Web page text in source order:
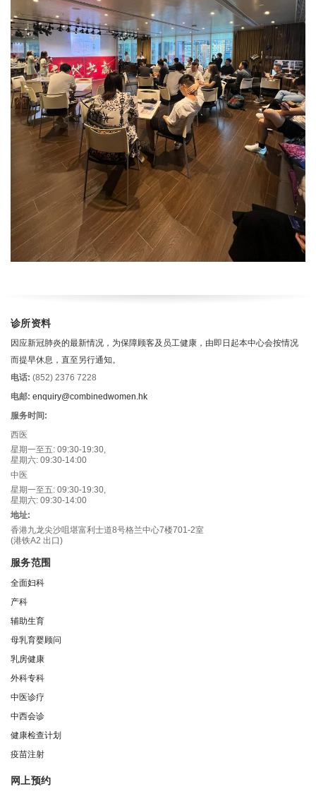
诊所资料
因应新冠肺炎的最新情况，为保障顾客及员工健康，由即日起本中心会按情况
而提早休息，直至另行通知。
电话: (852) 2376 7228
电邮: enquiry@combinedwomen.hk
服务时间:
西医
星期一至五: 09:30-19:30,
星期六: 09:30-14:00
中医
星期一至五: 09:30-19:30,
星期六: 09:30-14:00
地址:
香港九龙尖沙咀堪富利士道8号格兰中心7楼701-2室
(港铁A2 出口)
服务范围
全面妇科
产科
辅助生育
母乳育婴顾问
乳房健康
外科专科
中医诊疗
中西会诊
健康检查计划
疫苗注射
网上预约